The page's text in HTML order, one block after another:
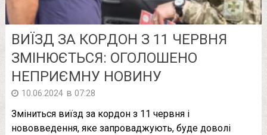
ВИЇЗД ЗА КОPДОН З 11 ЧЕPВНЯ
ЗМІНЮЄТЬСЯ: ОГОЛОШЕНО
НЕПPИЄМНУ НОВИНУ
10.06.2024 в 07:28
Зміниться виїзд за кордон з 11 червня і
нововведення, яке запроваджують, буде доволі